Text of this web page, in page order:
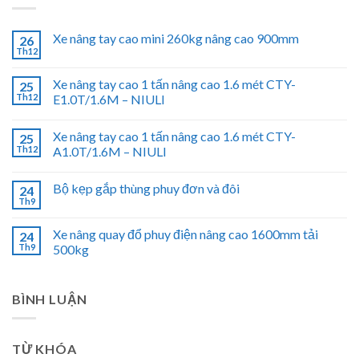
26
Th12
Xe nâng tay cao mini 260kg nâng cao 900mm
25
Th12
Xe nâng tay cao 1 tấn nâng cao 1.6 mét CTY-
E1.0T/1.6M – NIULI
25
Th12
Xe nâng tay cao 1 tấn nâng cao 1.6 mét CTY-
A1.0T/1.6M – NIULI
24
Th9
Bộ kẹp gắp thùng phuy đơn và đôi
24
Th9
Xe nâng quay đổ phuy điện nâng cao 1600mm tải
500kg
BÌNH LUẬN
TỪ KHÓA